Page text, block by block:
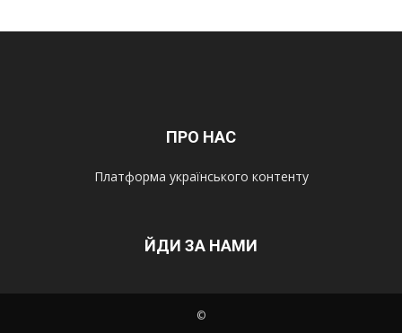
ПРО НАС
Платформа українського контенту
ЙДИ ЗА НАМИ
©